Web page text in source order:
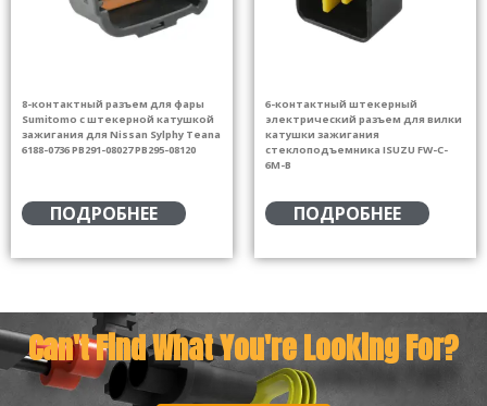
8-контактный разъем для фары
Sumitomo с штекерной катушкой
зажигания для Nissan Sylphy Teana
6188-0736 PB291-08027 PB295-08120
ПОДРОБНЕЕ
6-контактный штекерный
электрический разъем для вилки
катушки зажигания
стеклоподъемника ISUZU FW-C-
6M-B
ПОДРОБНЕЕ
Can't Find What You're Looking For?